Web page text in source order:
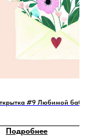
#9 Любимой
Подробнее